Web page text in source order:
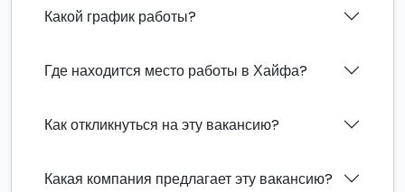
Какой график работы?
Где находится место работы в Хайфа?
Как откликнуться на эту вакансию?
Какая компания предлагает эту вакансию?